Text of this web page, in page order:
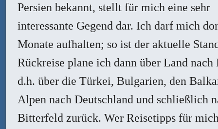
Persien bekannt, stellt für mich eine sehr
interessante Gegend dar. Ich darf mich
Monate aufhalten; so ist der aktuelle
Rückreise plane ich dann über Land nach
d.h. über die Türkei, Bulgarien, den
Alpen nach Deutschland und schließlich
Bitterfeld zurück. Wer Reisetipps für